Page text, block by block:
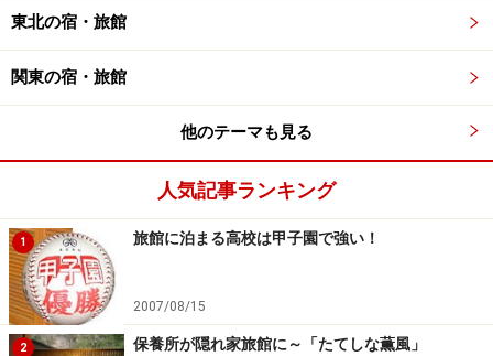
■界 津軽
■電話 0570-073-011(界 予約センター 9:00～20:00)
※「界 津軽」のりんご湯と津軽三味線の演奏は、12月～2
※記事内容は執筆時点のものです。最新の内容をご確認くださ
い。
1/2 次のページへ
東北の宿・旅館
関東の宿・旅館
他のテーマも見る
人気記事ランキング
1 旅館に泊まる高校は甲子園で強い！
2007/08/15
2 保養所が隠れ家旅館に～「たてしな薫風」